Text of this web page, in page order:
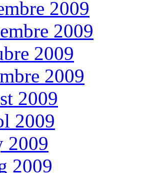
2009
2009
2009
2009
2009
2009
2009
2009